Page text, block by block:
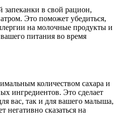
в свой рацион,
Это поможет убедиться,
на молочные продукты и
питания во время
количеством сахара и
ингредиентов. Это сделает
вас, так и для вашего малыша,
негативно сказаться на